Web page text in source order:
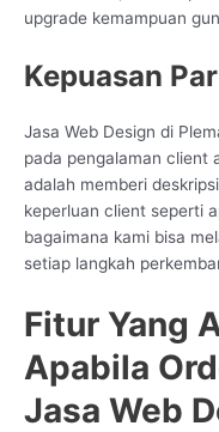
upgrade kemampuan
Kepuasan
Jasa Web Design di
pada pengalaman client
adalah memberi
keperluan client seperti
bagaimana kami bisa
setiap langkah
Fitur Yang
Apabila
Jasa Web